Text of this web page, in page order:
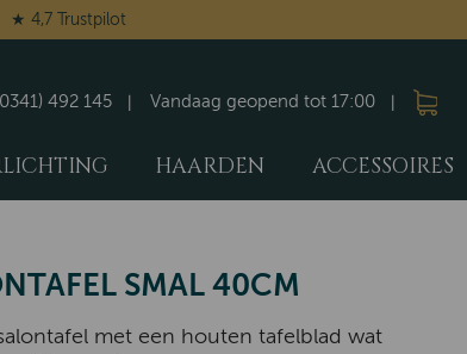
★ 4,7 Trustpilot
Vandaag geopend tot 17:00
492 145
HAARDEN ACCESSOIRES
SMAL 40CM
met een houten tafelblad wat